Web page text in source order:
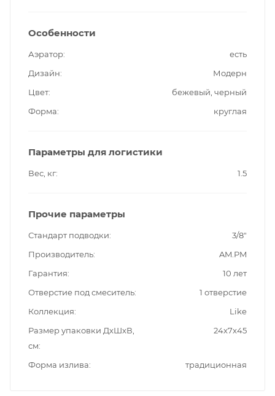
Особенности
Аэратор
есть
Дизайн
Модерн
Цвет
бежевый, черный
Форма
круглая
Параметры для логистики
Вес, кг 1.5
Прочие параметры
Стандарт подводки
3/8"
Производитель
AM.PM
Гарантия
10 лет
Отверстие под смеситель
1 отверстие
Коллекция
Like
Размер упаковки ДxШxВ,
см
24x7x45
Форма излива традиционная